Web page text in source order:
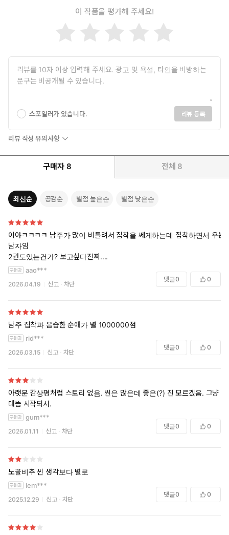
※본 작품은 동인지입니다.
대학 최고의 인기남, 오우마 소타는 텐코의 소꿉친구.
대학에선 여자들을 바꿔가며 노는 쓰레기 같은 남자지만,
연애 대상이 아니기에 지금까지도 친한 친구로 지낸다고
텐코는 그렇게 생각하고 있었다.
하지만 그녀에게 남자 친구가 생겼다는 사실을 알게 되자,
소타는 평소보다 짙은 스킨십으로 그녀를 밀어붙이기 시작하고…
“텐짱은 지금 소꿉친구한테 첫 경험을 빼앗긴 거야.”
소꿉친구의 집착에 친구의 선을 넘고 만 두 사람은―?!
이 작품을 평가해 주세요!
스포일러가 있습니다. 리뷰 등록
리뷰 작성 유의사항
구매자 8 전체 8
최신순 공감순 별점 높은순 별점 낮은순
이야ㅋㅋㅋㅋ 남주가 많이 비틀려서 집착을 쎄게하는데 집착하면서 우는
남자임
2권도있는건가? 보고싶다진짜....
aao***
2026.04.19 신고 차단
댓글0 0
남주 집착과 음습한 순애가 별 1000000점
rid***
2026.03.15 신고 차단
댓글0 0
아랫분 감상평처럼 스토리 없음. 씬은 많은데 좋은(?) 진 모르겠음. 그냥
대뜸 시작되서.
gum***
2026.01.11 신고 차단
댓글0 0
노꼴비추 씬 생각보다 별로
lem***
2025.12.29 신고 차단
댓글0 0